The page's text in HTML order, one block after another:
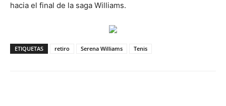
hacia el final de la saga Williams.
ETIQUETAS retiro Serena Williams Tenis